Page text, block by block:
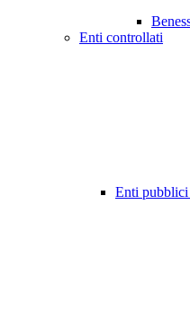
Enti controllati
Enti